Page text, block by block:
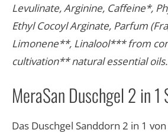
Levulinate, Arginine, Caffeine*,
Ethyl Cocoyl Arginate, Parfum
Limonene**, Linalool*** from
cultivation** natural essential oils.​
MeraSan Duschgel 2 in 1
Das Duschgel Sanddorn 2 in 1